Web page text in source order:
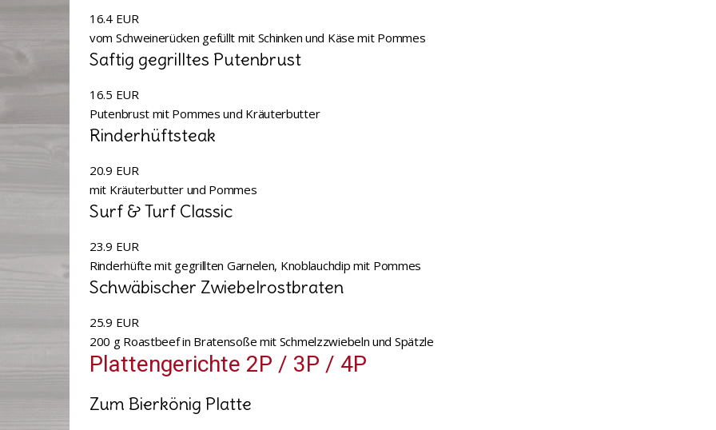
16.4 EUR
vom Schweinerücken gefüllt mit Schinken und Käse mit Pommes
Saftig gegrilltes Putenbrust
16.5 EUR
Putenbrust mit Pommes und Kräuterbutter
Rinderhüftsteak
20.9 EUR
mit Kräuterbutter und Pommes
Surf & Turf Classic
23.9 EUR
Rinderhüfte mit gegrillten Garnelen, Knoblauchdip mit Pommes
Schwäbischer Zwiebelrostbraten
25.9 EUR
200 g Roastbeef in Bratensoße mit Schmelzzwiebeln und Spätzle
Plattengerichte 2P / 3P / 4P
Zum Bierkönig Platte